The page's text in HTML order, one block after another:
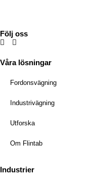
Följ oss
Våra lösningar
Fordonsvägning
Industrivägning
Utforska
Om Flintab
Industrier